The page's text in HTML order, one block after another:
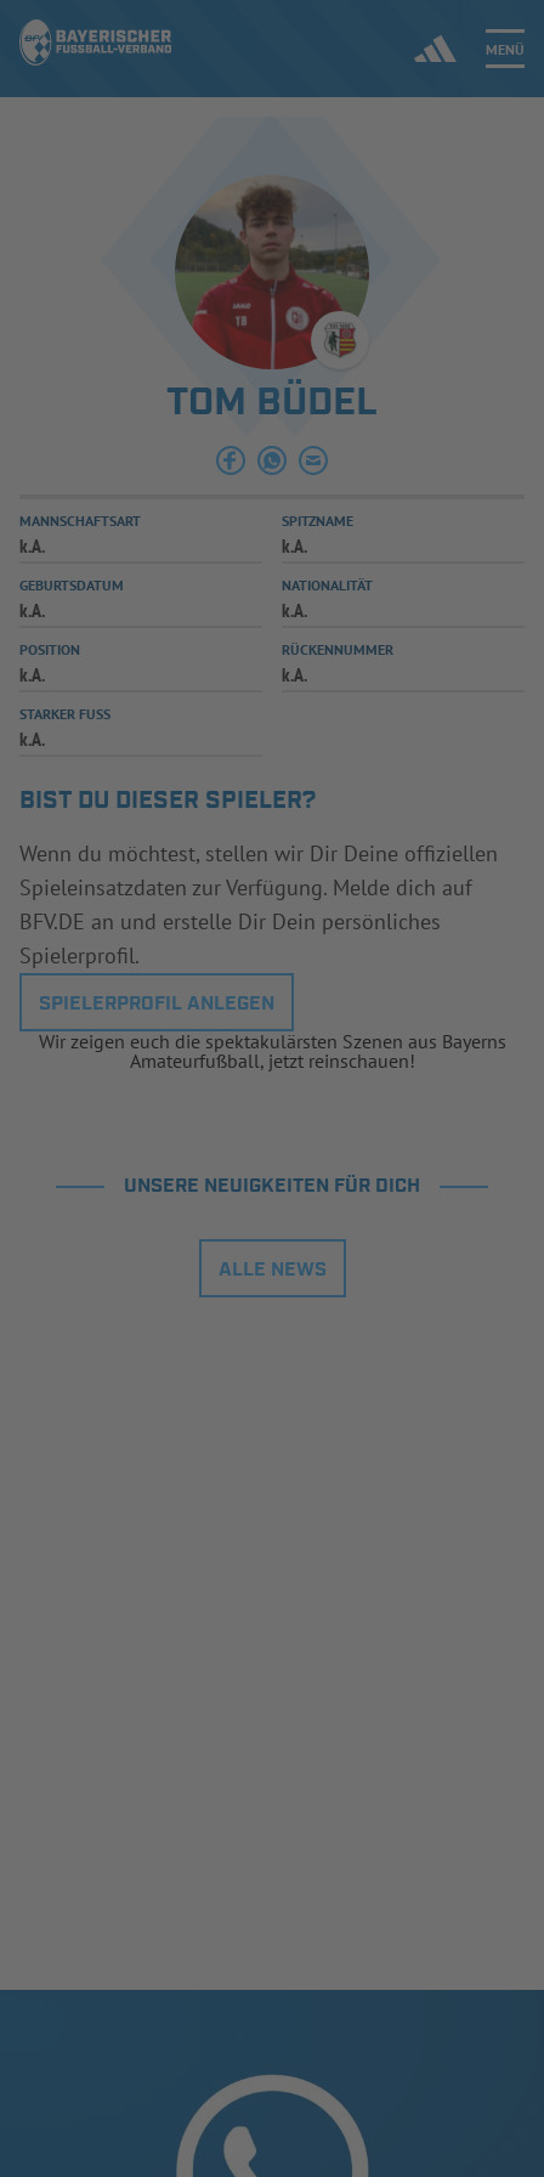
MENÜ
ERGEBNISSE & WETTBEWERBE
SPIELBETRIEB & VERBANDSLEBEN
AUSBILDUNG & FÖRDERUNG
SPIELPLUS
TOM BÜDEL
MANNSCHAFTSART
k.A.
SPITZNAME
k.A.
GEBURTSDATUM
k.A.
NATIONALITÄT
k.A.
POSITION
k.A.
RÜCKENNUMMER
k.A.
STARKER FUSS
k.A.
BIST DU DIESER SPIELER?
Wenn du möchtest, stellen wir Dir Deine offiziellen
Spieleinsatzdaten zur Verfügung. Melde dich auf
BFV.DE an und erstelle Dir Dein persönliches
Spielerprofil.
SPIELERPROFIL ANLEGEN
Wir zeigen euch die spektakulärsten Szenen aus Bayerns
Amateurfußball, jetzt reinschauen!
UNSERE NEUIGKEITEN FÜR DICH
ALLE NEWS